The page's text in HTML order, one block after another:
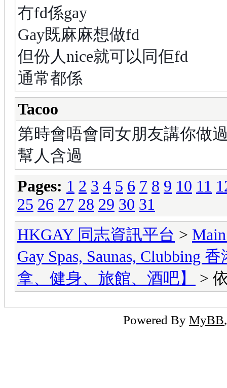
冇fd係gay
Gay既麻麻想做fd
但份人nice就可以同佢fd
通常都係
Tacoo
第時會唔會同女朋友講你做
幫人含過
Pages: 1 2 3 4 5 6 7 8 9 10 11
25 26 27 28 29 30 31
HKGAY 同志資訊平台 >
Gay Spas, Saunas, Clubbing
拿、健身、旅館、酒吧】
>
Powered By MyBB